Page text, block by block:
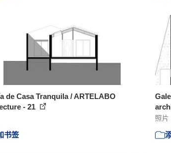
de Casa Tranquila / ARTELABO
- 21
书签
照片